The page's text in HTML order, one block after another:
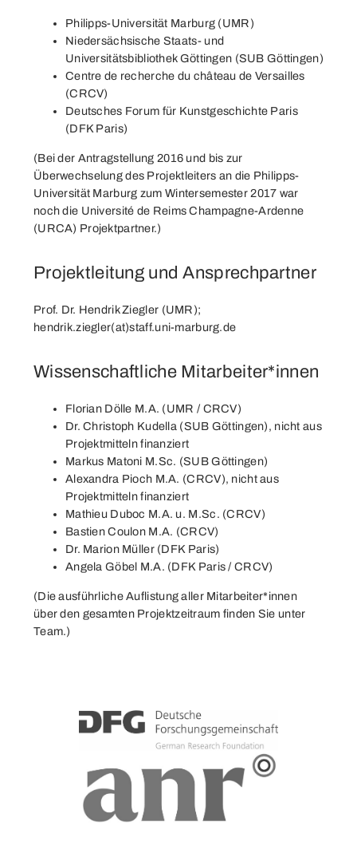
Philipps-Universität Marburg (UMR)
Niedersächsische Staats- und
Universitätsbibliothek Göttingen (SUB Göttingen)
Centre de recherche du château de Versailles
(CRCV)
Deutsches Forum für Kunstgeschichte Paris
(DFK Paris)
(Bei der Antragstellung 2016 und bis zur
Überwechselung des Projektleiters an die Philipps-
Universität Marburg zum Wintersemester 2017 war
noch die Université de Reims Champagne-Ardenne
(URCA) Projektpartner.)
Projektleitung und Ansprechpartner
Prof. Dr. Hendrik Ziegler (UMR);
hendrik.ziegler(at)staff.uni-marburg.de
Wissenschaftliche Mitarbeiter*innen
Florian Dölle M.A. (UMR / CRCV)
Dr. Christoph Kudella (SUB Göttingen), nicht aus
Projektmitteln finanziert
Markus Matoni M.Sc. (SUB Göttingen)
Alexandra Pioch M.A. (CRCV), nicht aus
Projektmitteln finanziert
Mathieu Duboc M.A. u. M.Sc. (CRCV)
Bastien Coulon M.A. (CRCV)
Dr. Marion Müller (DFK Paris)
Angela Göbel M.A. (DFK Paris / CRCV)
(Die ausführliche Auflistung aller Mitarbeiter*innen
über den gesamten Projektzeitraum finden Sie unter
Team.)